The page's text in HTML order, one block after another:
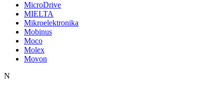
MicroDrive
MIELTA
Mikroelektronika
Mobinus
Moco
Molex
Movon
N